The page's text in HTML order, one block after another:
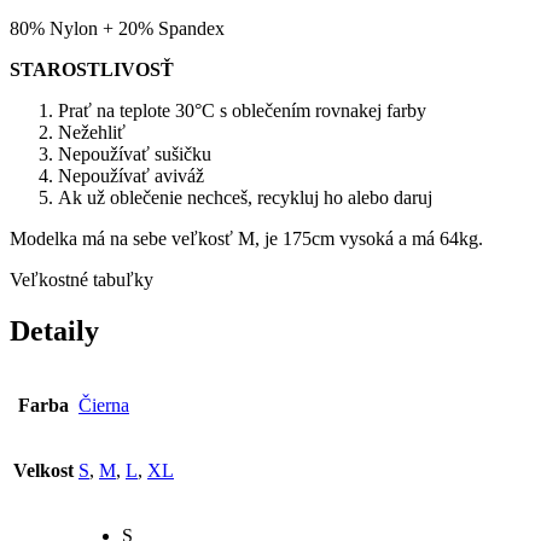
80% Nylon + 20% Spandex
STAROSTLIVOSŤ
Prať na teplote 30°C s oblečením rovnakej farby
Nežehliť
Nepoužívať sušičku
Nepoužívať aviváž
Ak už oblečenie nechceš, recykluj ho alebo daruj
Modelka má na sebe veľkosť M, je 175cm vysoká a má 64kg.
Veľkostné tabuľky
Detaily
Farba Čierna
Velkost S, M, L, XL
S